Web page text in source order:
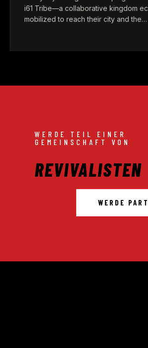
i61 Tribe—a collaborative kingdom
mobilized to reach their city and the…
WERDE TEIL EINER
GEMEINSCHAFT VON
REVIVALISTEN
WERDE